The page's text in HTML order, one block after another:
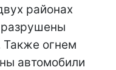
районах
огнем
автомобили